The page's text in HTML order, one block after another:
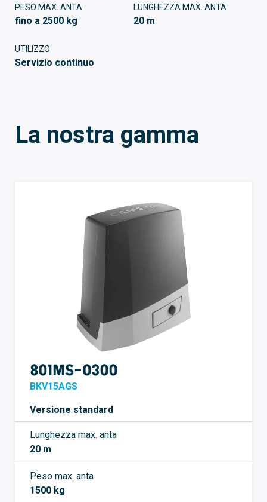
PESO MAX. ANTA
fino a 2500 kg
LUNGHEZZA MAX. ANTA
20 m
UTILIZZO
Servizio continuo
La nostra gamma
801MS-0300
BKV15AGS
Versione standard
Lunghezza max. anta
20 m
Peso max. anta
1500 kg